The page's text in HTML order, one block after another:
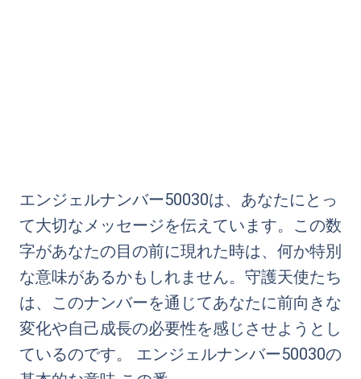
エンジェルナンバー50030は、あなたにとっ
て大切なメッセージを伝えています。この数
字があなたの目の前に現れた時は、何か特別
な意味があるかもしれません。守護天使たち
は、このナンバーを通じてあなたに前向きな
変化や自己成長の必要性を感じさせようとし
ているのです。 エンジェルナンバー50030の